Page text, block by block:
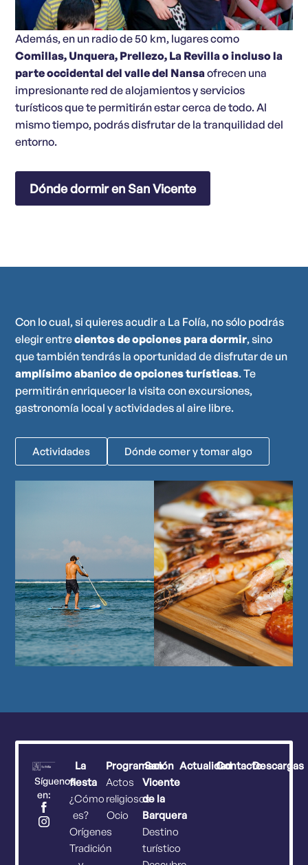
Además, en un radio de 50 km, lugares como
Comillas, Unquera, Prellezo, La Revilla o incluso la
parte occidental del valle del Nansaofrecen una
impresionante red de alojamientos y servicios
turísticos que te permitirán estar cerca de todo. Al
mismo tiempo, podrás disfrutar de la tranquilidad del
entorno.
Dónde dormir en San Vicente
Con lo cual, si quieres acudir a La Folía, no sólo podrás
elegir entrecientos de opciones para dormir, sino
que también tendrás la oportunidad de disfrutar de un
amplísimo abanico de opciones turísticas. Te
permitirán enriquecer la visita con excursiones,
gastronomía local y actividades al aire libre.
Actividades Dónde comer y tomar algo
Síguenos
en:
La
fiesta
¿Cómo
es?
Orígenes
Tradición
Programación
Actos
religiosos
Ocio
San
Vicente
de la
Barquera
Destino
turístico
ActualidadContactoDescargas